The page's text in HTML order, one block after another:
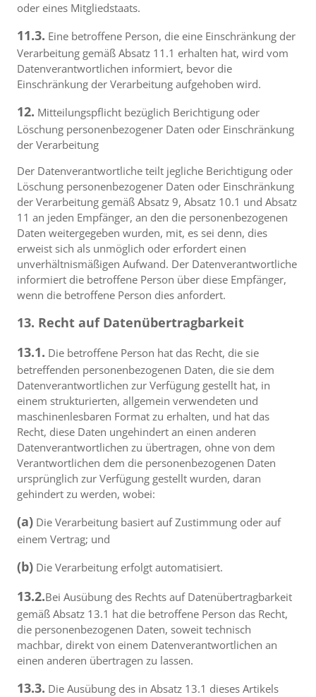
oder eines Mitgliedstaats.
11.3. Eine betroffene Person, die eine Einschränkung der
Verarbeitung gemäß Absatz 11.1 erhalten hat, wird vom
Datenverantwortlichen informiert, bevor die
Einschränkung der Verarbeitung aufgehoben wird.
12. Mitteilungspflicht bezüglich Berichtigung oder
Löschung personenbezogener Daten oder Einschränkung
der Verarbeitung
Der Datenverantwortliche teilt jegliche Berichtigung oder
Löschung personenbezogener Daten oder Einschränkung
der Verarbeitung gemäß Absatz 9, Absatz 10.1 und Absatz
11 an jeden Empfänger, an den die personenbezogenen
Daten weitergegeben wurden, mit, es sei denn, dies
erweist sich als unmöglich oder erfordert einen
unverhältnismäßigen Aufwand. Der Datenverantwortliche
informiert die betroffene Person über diese Empfänger,
wenn die betroffene Person dies anfordert.
13. Recht auf Datenübertragbarkeit
13.1. Die betroffene Person hat das Recht, die sie
betreffenden personenbezogenen Daten, die sie dem
Datenverantwortlichen zur Verfügung gestellt hat, in
einem strukturierten, allgemein verwendeten und
maschinenlesbaren Format zu erhalten, und hat das
Recht, diese Daten ungehindert an einen anderen
Datenverantwortlichen zu übertragen, ohne von dem
Verantwortlichen dem die personenbezogenen Daten
ursprünglich zur Verfügung gestellt wurden, daran
gehindert zu werden, wobei:
(a) Die Verarbeitung basiert auf Zustimmung oder auf
einem Vertrag; und
(b) Die Verarbeitung erfolgt automatisiert.
13.2.Bei Ausübung des Rechts auf Datenübertragbarkeit
gemäß Absatz 13.1 hat die betroffene Person das Recht,
die personenbezogenen Daten, soweit technisch
machbar, direkt von einem Datenverantwortlichen an
einen anderen übertragen zu lassen.
13.3. Die Ausübung des in Absatz 13.1 dieses Artikels